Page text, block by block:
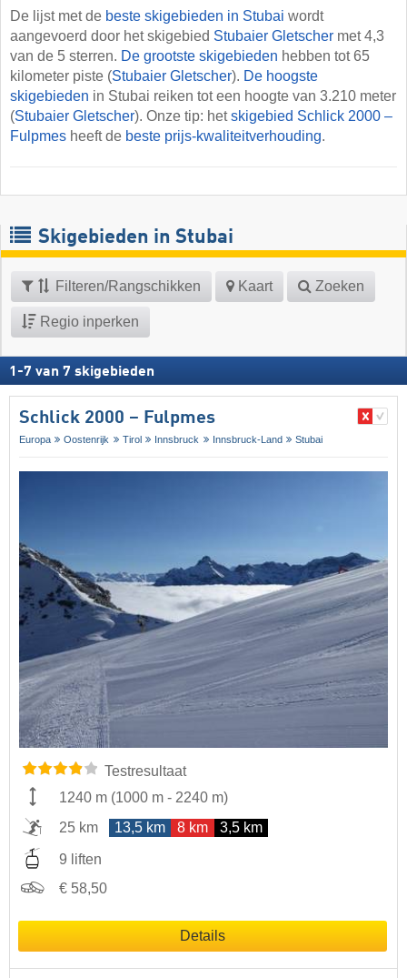
De lijst met de beste skigebieden in Stubai wordt
aangevoerd door het skigebied Stubaier Gletscher met 4,3
van de 5 sterren. De grootste skigebieden hebben tot 65
kilometer piste (Stubaier Gletscher). De hoogste
skigebieden in Stubai reiken tot een hoogte van 3.210 meter
(Stubaier Gletscher). Onze tip: hetskigebied Schlick 2000 –
Fulpmes heeft de beste prijs-kwaliteitverhouding.
Skigebieden in Stubai
Filteren/Rangschikken Kaart Zoeken
Regio inperken
1 -7 van 7 skigebieden
Schlick 2000 – Fulpmes
Europa Oostenrijk Tirol Innsbruck Innsbruck-Land Stubai
Testresultaat
1240 m (1000 m - 2240 m)
25 km
13,5 km 8 km 3,5 km
9 liften
€ 58,50
Details